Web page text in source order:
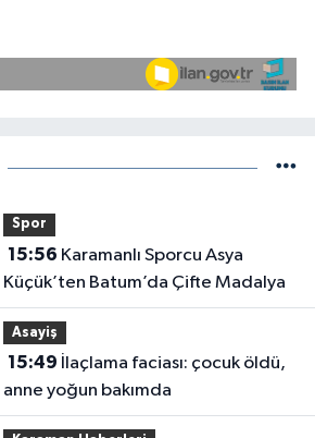
Spor
15:56
Küçük’ten Batum’da Çifte Madalya
Asayiş
15:49
anne yoğun bakımda